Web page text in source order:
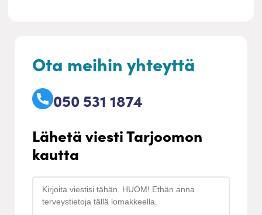
Ota meihin yhteyttä
050 531 1874
Lähetä viesti Tarjoomon
kautta